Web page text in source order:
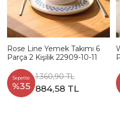
Rose Line Yemek Takımı 6
Parça 2 Kişilik 22909-10-11
Sepette
%35
1.360,90 TL
884,58 TL